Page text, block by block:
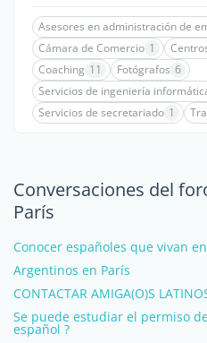
Asesores en administración de
Cámara de Comercio 1
Coaching 11 Fotógrafos 6
Servicios de ingeniería
Servicios de secretariado 1
Conversaciones del
París
Conocer españoles que vivan
Argentinos en París
CONTACTAR AMIGA(O)S
Se puede estudiar el permiso
español ?